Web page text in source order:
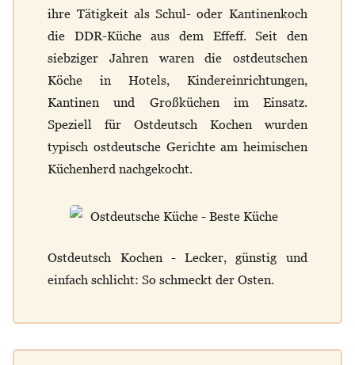
ihre Tätigkeit als Schul- oder Kantinenkoch
die DDR-Küche aus dem Effeff. Seit den
siebziger Jahren waren die ostdeutschen
Köche in Hotels, Kindereinrichtungen,
Kantinen und Großküchen im Einsatz.
Speziell für Ostdeutsch Kochen wurden
typisch ostdeutsche Gerichte am heimischen
Küchenherd nachgekocht.
Ostdeutsch Kochen - Lecker, günstig und
einfach schlicht: So schmeckt der Osten.